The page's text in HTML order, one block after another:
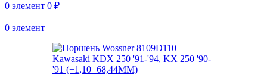
0 элемент 0 ₽
0 элемент